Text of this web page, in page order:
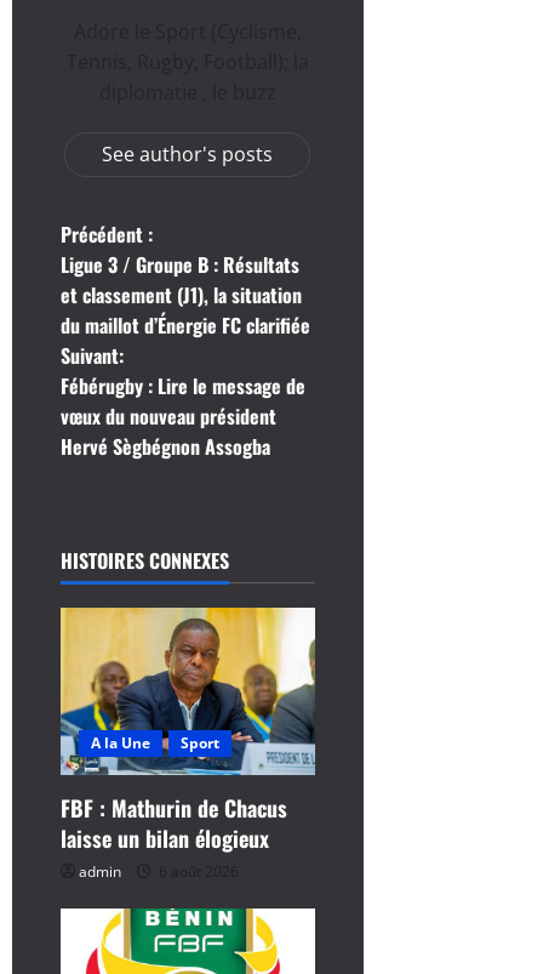
See author's posts
N
a
v
i
g
t
i
o
n
d
’
a
r
Précédent :
Ligue 3 / Groupe B : Résultats
et classement (J1), la situation
du maillot d’Énergie FC clarifiée
Suivant:
Fébérugby : Lire le message de
vœux du nouveau président
Hervé Sègbégnon Assogba
HISTOIRES CONNEXES
A la Une Sport
FBF : Mathurin de Chacus
laisse un bilan élogieux
admin 6 août 2026